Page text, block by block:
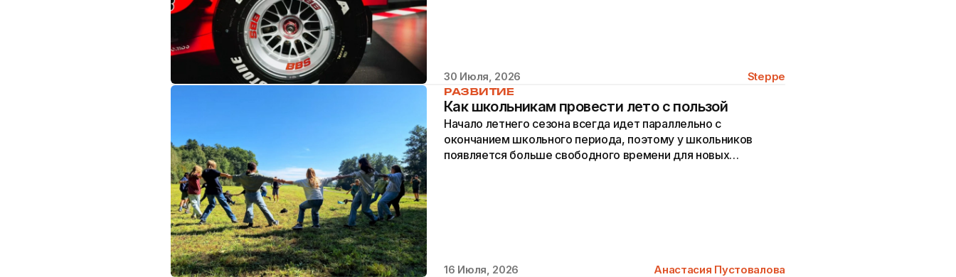
30 Июля, 2026 Steppe
РАЗВИТИЕ
Как школьникам провести лето с пользой
Начало летнего сезона всегда идет параллельно с
окончанием школьного периода, поэтому у школьников
появляется больше свободного времени для новых
16 Июля, 2026 Анастасия Пустовалова